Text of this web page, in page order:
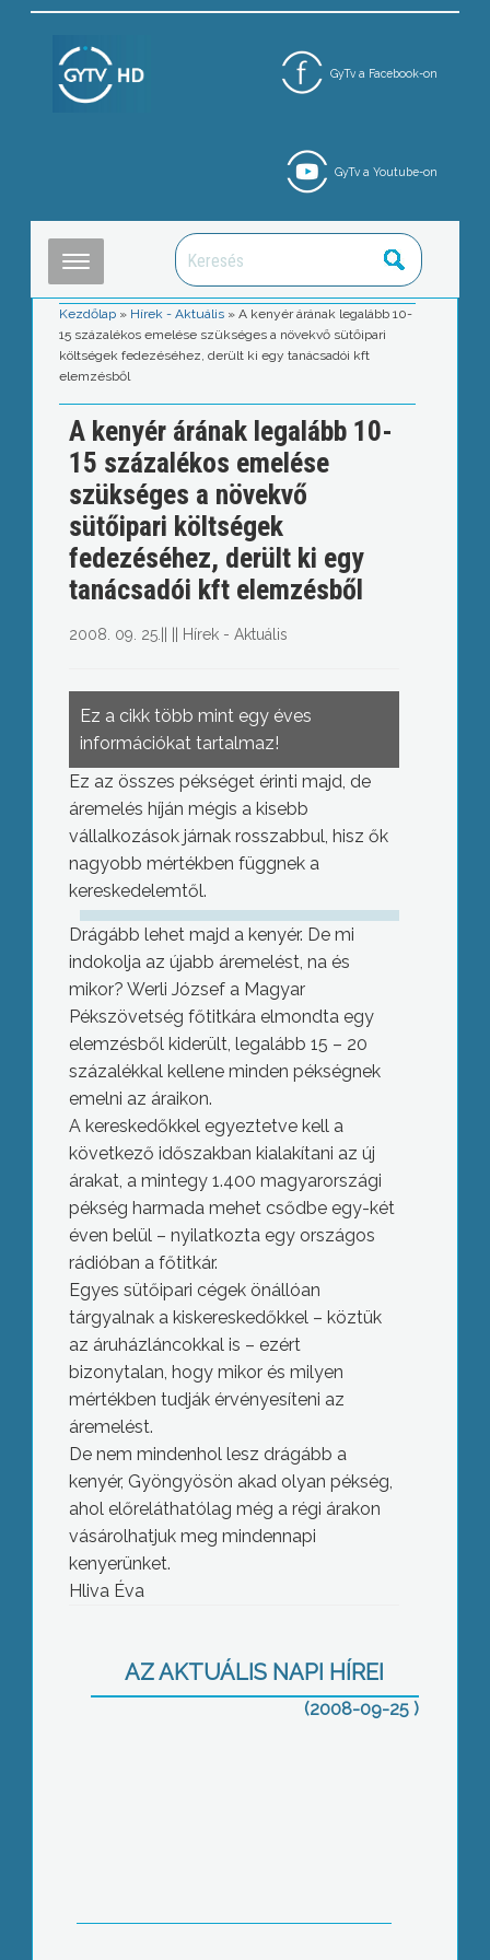
GyTv a Facebook-on
GyTv a Youtube-on
Kezdőlap » Hírek - Aktuális »A kenyér árának legalább 10-
15 százalékos emelése szükséges a növekvő sütőipari
költségek fedezéséhez, derült ki egy tanácsadói kft
elemzésből
A kenyér árának legalább 10-
15 százalékos emelése
szükséges a növekvő
sütőipari költségek
fedezéséhez, derült ki egy
tanácsadói kft elemzésből
2008. 09. 25. Hírek - Aktuális
Ez a cikk több mint egy éves
információkat tartalmaz!
Ez az összes pékséget érinti majd, de
áremelés híján mégis a kisebb
vállalkozások járnak rosszabbul, hisz ők
nagyobb mértékben függnek a
kereskedelemtől.
Drágább lehet majd a kenyér. De mi
indokolja az újabb áremelést, na és
mikor? Werli József a Magyar
Pékszövetség főtitkára elmondta egy
elemzésből kiderült, legalább 15 – 20
százalékkal kellene minden pékségnek
emelni az áraikon.
A kereskedőkkel egyeztetve kell a
következő időszakban kialakítani az új
árakat, a mintegy 1.400 magyarországi
pékség harmada mehet csődbe egy-két
éven belül – nyilatkozta egy országos
rádióban a főtitkár.
Egyes sütőipari cégek önállóan
tárgyalnak a kiskereskedőkkel – köztük
az áruházláncokkal is – ezért
bizonytalan, hogy mikor és milyen
mértékben tudják érvényesíteni az
áremelést.
De nem mindenhol lesz drágább a
kenyér, Gyöngyösön akad olyan pékség,
ahol előreláthatólag még a régi árakon
vásárolhatjuk meg mindennapi
kenyerünket.
Hliva Éva
AZ AKTUÁLIS NAPI HÍREI
(2008-09-25 )